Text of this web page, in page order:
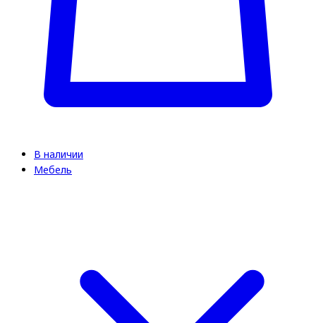
В наличии
Мебель